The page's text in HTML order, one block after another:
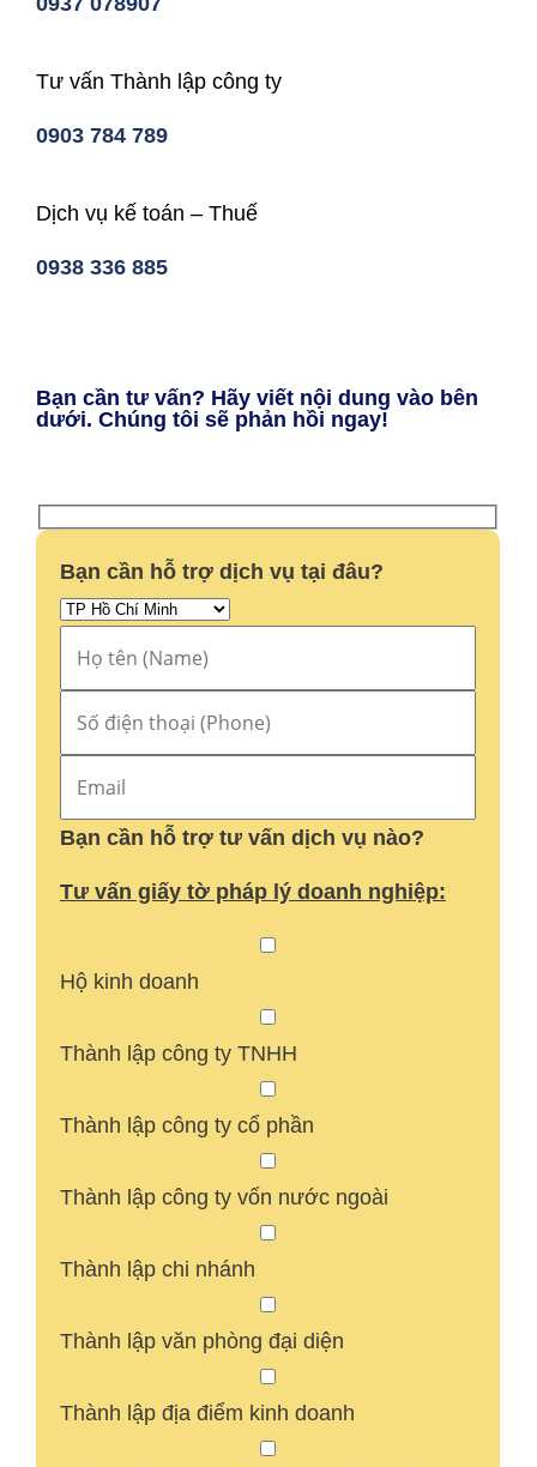
Tư vấn Thành lập công ty
0903 784 789
Dịch vụ kế toán – Thuế
0938 336 885
Bạn cần tư vấn? Hãy viết nội dung vào bên
dưới. Chúng tôi sẽ phản hồi ngay!
Bạn cần hỗ trợ dịch vụ tại đâu?
Bạn cần hỗ trợ tư vấn dịch vụ nào?
Tư vấn giấy tờ pháp lý doanh nghiệp:
Hộ kinh doanh
Thành lập công ty TNHH
Thành lập công ty cổ phần
Thành lập công ty vốn nước ngoài
Thành lập chi nhánh
Thành lập văn phòng đại diện
Thành lập địa điểm kinh doanh